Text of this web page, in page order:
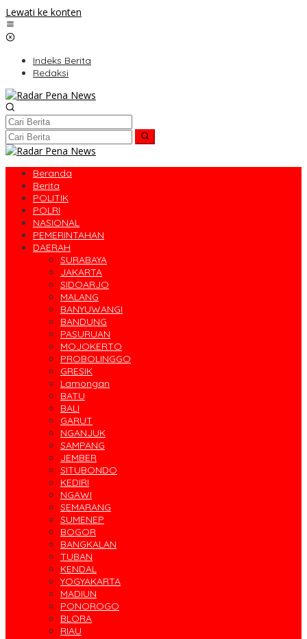
Lewati ke konten
Indeks Berita
Redaksi
Beranda
Berita
POLITIK
POLRI
NASIONAL
PEMERINTAHAN
DAERAH
SURABAYA
JAKARTA
SIDOARJO
MALANG
BANYUWANGI
BANDUNG
PASURUAN
MOJOKERTO
PROBOLINGGO
GRESIK
Lamongan
BATU
BALI
GARUT
NGANJUK
SAMPANG
JEMBER
SITUBONDO
KEDIRI
NGAWI
SEMARANG
SUMENEP
BOGOR
BANGKALAN
TUBAN
KENDAL
YOGYAKARTA
MADIUN
PONOROGO
BLORA
RIAU